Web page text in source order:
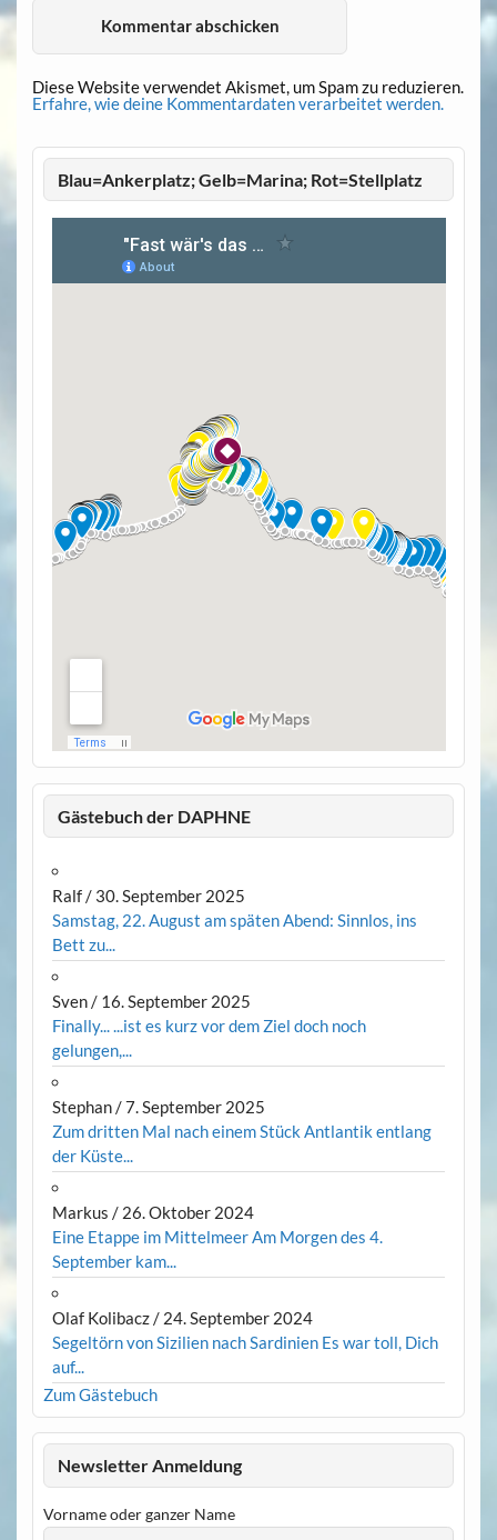
Diese Website verwendet Akismet, um Spam zu reduzieren.
Erfahre, wie deine Kommentardaten verarbeitet werden.
Blau=Ankerplatz; Gelb=Marina; Rot=Stellplatz
Gästebuch der DAPHNE
Ralf/ 30. September 2025
Samstag, 22. August am späten Abend: Sinnlos, ins
Bett zu...
Sven/ 16. September 2025
Finally... ...ist es kurz vor dem Ziel doch noch
gelungen,...
Stephan/7. September 2025
Zum dritten Mal nach einem Stück Antlantik entlang
der Küste...
Markus / 26. Oktober 2024
Eine Etappe im Mittelmeer Am Morgen des 4.
September kam...
Olaf Kolibacz/ 24. September 2024
Segeltörn von Sizilien nach Sardinien Es war toll, Dich
auf...
Zum Gästebuch
Newsletter Anmeldung
Vorname oder ganzer Name